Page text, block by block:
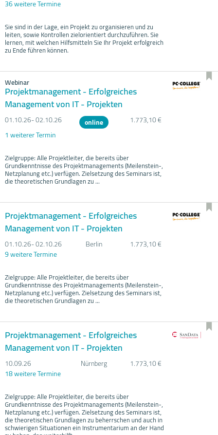
36 weitere Termine
Sie sind in der Lage, ein Projekt zu organisieren und zu
leiten, sowie Kontrollen zielorientiert durchzuführen. Sie
lernen, mit welchen Hilfsmitteln Sie Ihr Projekt erfolgreich
zu Ende führen können.
Webinar
Projektmanagement - Erfolgreiches
Management von IT - Projekten
01.10.26- 02.10.26 online
1.773,10 €
1 weiterer Termin
Zielgruppe: Alle Projektleiter, die bereits über
Grundkenntnisse des Projektmanagements (Meilenstein-,
Netzplanung etc.) verfügen. Zielsetzung des Seminars ist,
die theoretischen Grundlagen zu ...
Projektmanagement - Erfolgreiches
Management von IT - Projekten
01.10.26- 02.10.26 Berlin
1.773,10 €
9 weitere Termine
Zielgruppe: Alle Projektleiter, die bereits über
Grundkenntnisse des Projektmanagements (Meilenstein-,
Netzplanung etc.) verfügen. Zielsetzung des Seminars ist,
die theoretischen Grundlagen zu ...
Projektmanagement - Erfolgreiches
Management von IT - Projekten
10.09.26 Nürnberg
1.773,10 €
18 weitere Termine
Zielgruppe: Alle Projektleiter, die bereits über
Grundkenntnisse des Projektmanagements (Meilenstein-,
Netzplanung etc.) verfügen. Zielsetzung des Seminars ist,
die theoretischen Grundlagen zu beherrschen und auch in
schwierigen Situationen ein Instrumentarium an der Hand